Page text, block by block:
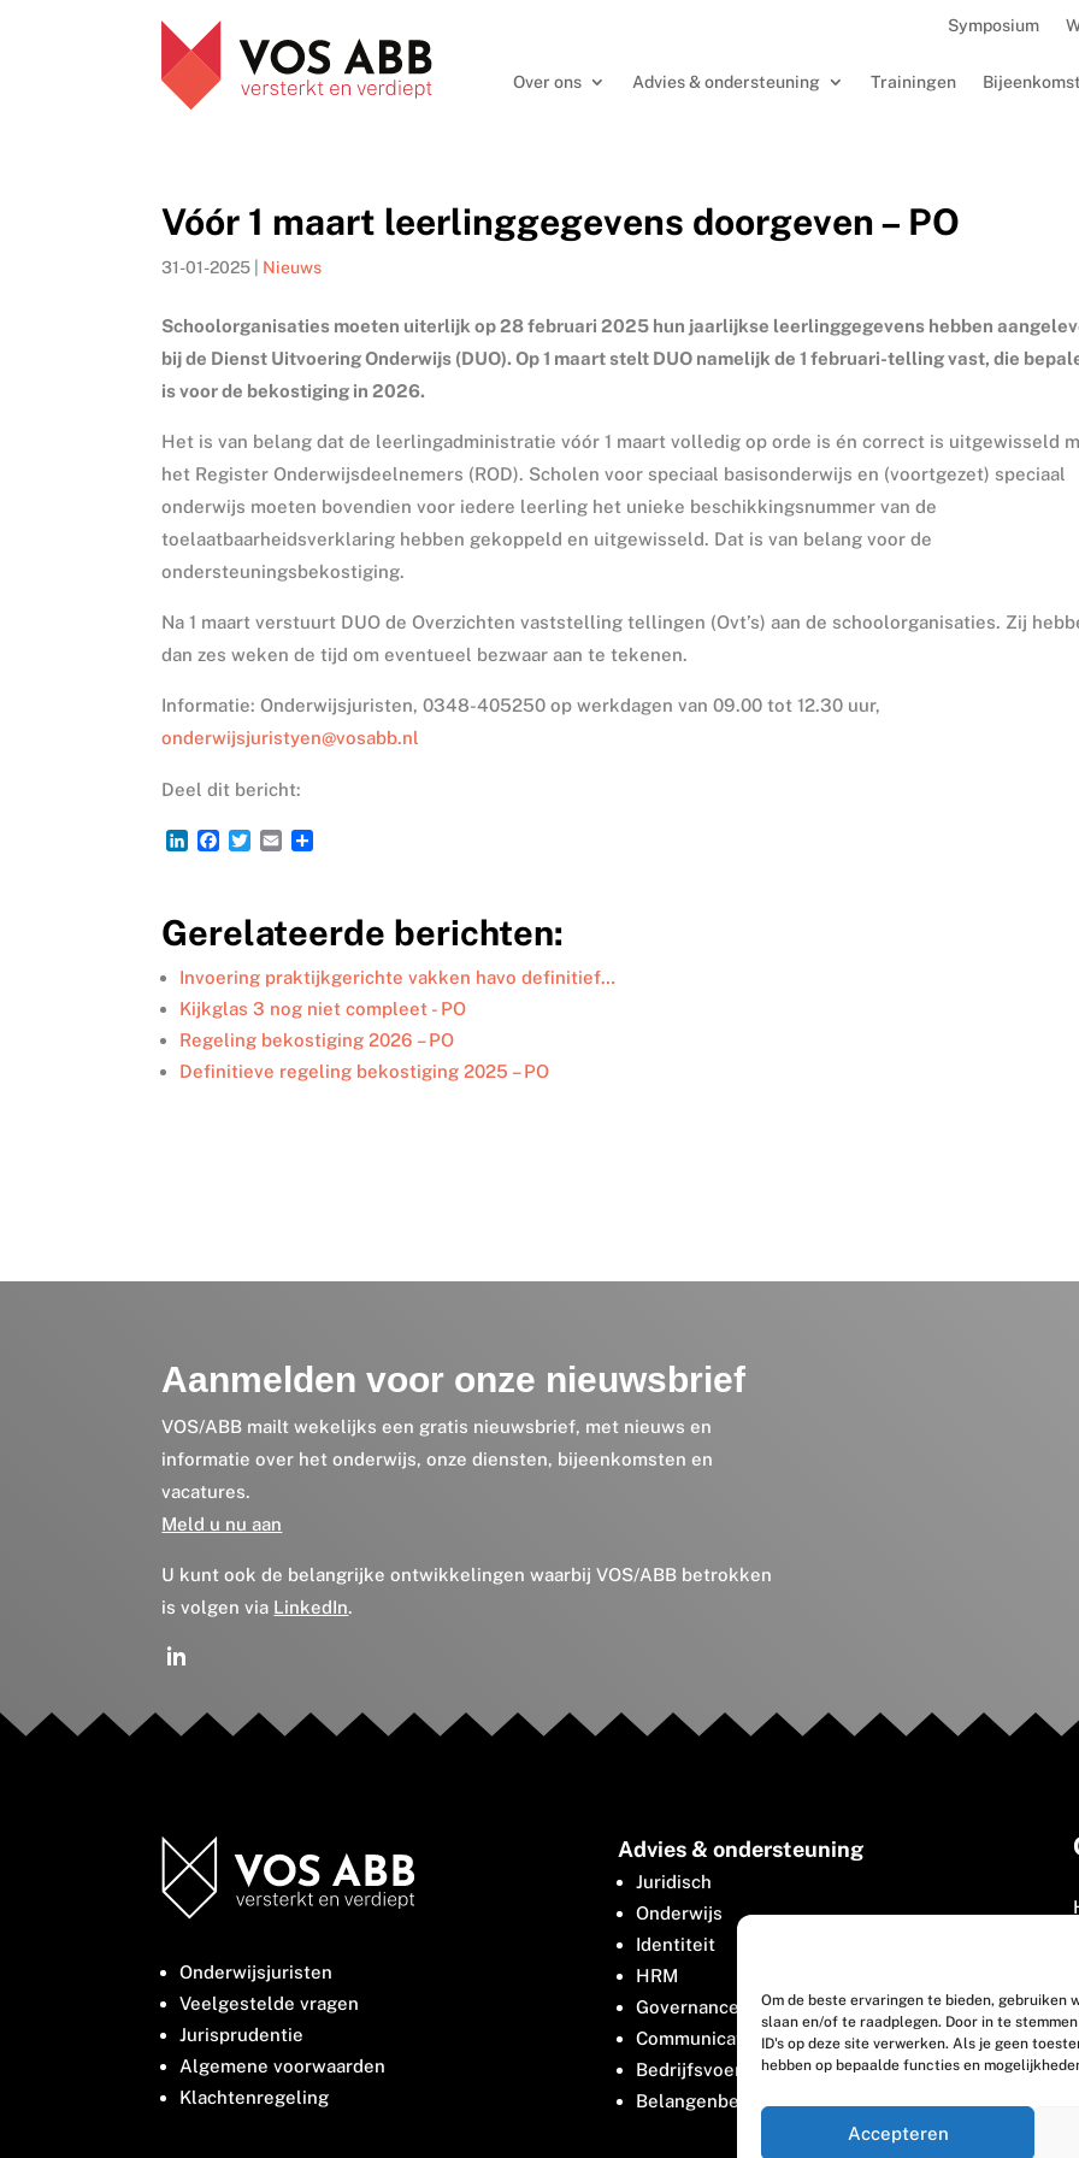
Om de beste ervaringen te bieden,
slaan en/of te raadplegen. Door in te
ID's op deze site verwerken. Als je geen
hebben op bepaalde functies en
Accepteren
Symposium
Over ons Advies & ondersteuning Trainingen
Vóór 1 maart leerlinggegevens doorgeven – PO
31-01-2025 Nieuws
Schoolorganisaties moeten uiterlijk op 28 februari 2025 hun jaarlijkse leerlinggegevens hebben
bij de Dienst Uitvoering Onderwijs (DUO). Op 1 maart stelt DUO namelijk de 1 februari-telling vast, die
is voor de bekostiging in 2026.
Het is van belang dat de leerlingadministratie vóór 1 maart volledig op orde is én correct is uitgewisseld
het Register Onderwijsdeelnemers (ROD). Scholen voor speciaal basisonderwijs en (voortgezet) speciaal
onderwijs moeten bovendien voor iedere leerling het unieke beschikkingsnummer van de
toelaatbaarheidsverklaring hebben gekoppeld en uitgewisseld. Dat is van belang voor de
ondersteuningsbekostiging.
Na 1 maart verstuurt DUO de Overzichten vaststelling tellingen (Ovt’s) aan de schoolorganisaties. Zij
dan zes weken de tijd om eventueel bezwaar aan te tekenen.
Informatie: Onderwijsjuristen, 0348-405250 op werkdagen van 09.00 tot 12.30 uur,
onderwijsjuristyen@vosabb.nl
Deel dit bericht:
L
e
d
I
n
F
b
o
o
k
T
t
e
r
E
l
n
Gerelateerde berichten:
Invoering praktijkgerichte vakken havo definitief…
Kijkglas 3 nog niet compleet - PO
Regeling bekostiging 2026 – PO
Definitieve regeling bekostiging 2025 – PO
Aanmelden voor onze nieuwsbrief
VOS/ABB mailt wekelijks een gratis nieuwsbrief, met nieuws en
informatie over het onderwijs, onze diensten, bijeenkomsten en
vacatures.
Meld u nu aan
U kunt ook de belangrijke ontwikkelingen waarbij VOS/ABB betrokken
is volgen via LinkedIn.
Onderwijsjuristen
Veelgestelde vragen
Jurisprudentie
Algemene voorwaarden
Klachtenregeling
Advies & ondersteuning
Juridisch
Onderwijs
Identiteit
HRM
Governance
Communicatie
Bedrijfsvoering
Belangenbehartiging